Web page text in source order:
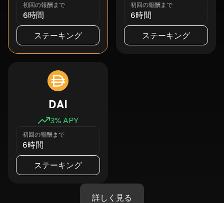
初回の報酬まで
6時間
ステーキング
初回の報酬まで
6時間
ステーキング
DAI
3% APY
初回の報酬まで
6時間
ステーキング
詳しく見る